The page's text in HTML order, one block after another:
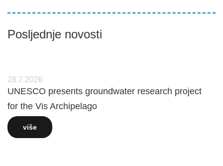
Posljednje novosti
28.7.2026
UNESCO presents groundwater research project
for the Vis Archipelago
više